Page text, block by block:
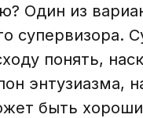
Один из
супервизора.
понять,
энтузиазма,
быть